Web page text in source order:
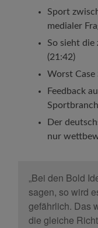
Sport
medialer
So sieht die
(21:42)
Worst Case
Feedback
Der
nur
„Bei den Bold
sagen, so wird
gefährlich. Das
die gleiche